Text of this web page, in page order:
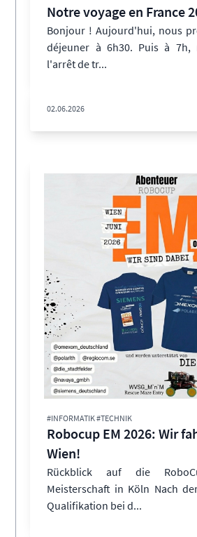
Notre voyage en France
Bonjour ! Aujourd'hui, nous
déjeuner à 6h30. Puis à 7h,
l'arrêt de tr...
02.06.2026
#INFORMATIK #TECHNIK
Robocup EM 2026: Wir
Wien!
Rückblick auf die
Meisterschaft in Köln Nach
Qualifikation bei d...